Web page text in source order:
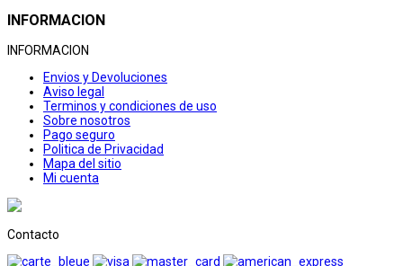
INFORMACION
INFORMACION
Envios y Devoluciones
Aviso legal
Terminos y condiciones de uso
Sobre nosotros
Pago seguro
Politica de Privacidad
Mapa del sitio
Mi cuenta
Contacto